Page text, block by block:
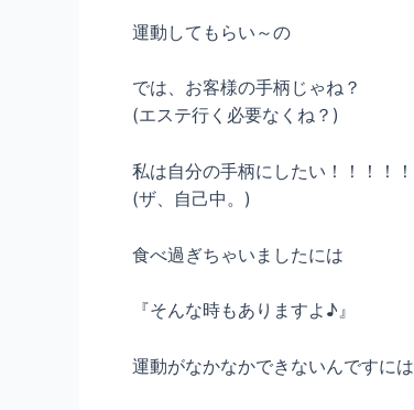
運動してもらい～の
では、お客様の手柄じゃね？
(エステ行く必要なくね？)
私は自分の手柄にしたい！！！！！
(ザ、自己中。)
食べ過ぎちゃいましたには
『そんな時もありますよ♪』
運動がなかなかできないんですには